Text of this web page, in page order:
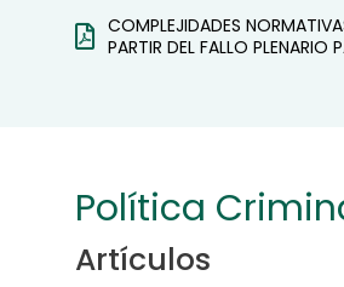
COMPLEJIDADES
PARTIR DEL FALLO PLENARIO
Política
Artículos